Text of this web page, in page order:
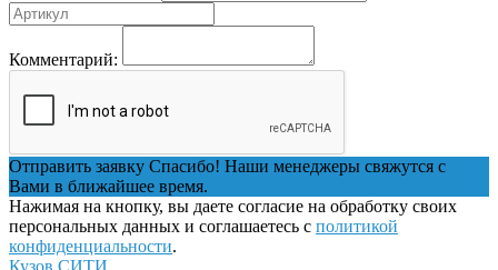
Комментарий:
Отправить заявку Спасибо! Наши менеджеры свяжутся с
Вами в ближайшее время.
Нажимая на кнопку, вы даете согласие на обработку своих
персональных данных и соглашаетесь с политикой
конфиденциальности.
Кузов СИТИ